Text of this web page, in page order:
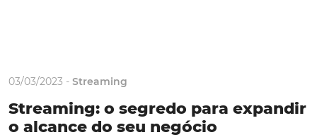
03/03/2023 - Streaming
Streaming: o segredo para expandir
o alcance do seu negócio